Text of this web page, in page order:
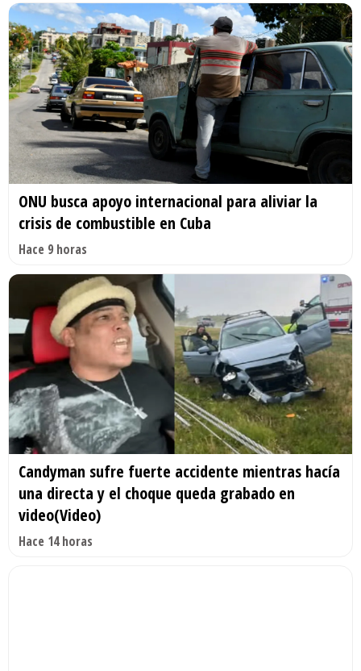
ONU busca apoyo internacional para aliviar la
crisis de combustible en Cuba
Hace 9 horas
Candyman sufre fuerte accidente mientras hacía
una directa y el choque queda grabado en
video(Video)
Hace 14 horas